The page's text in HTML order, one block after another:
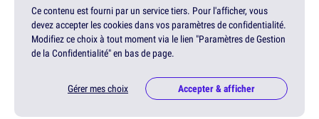
Ce contenu est fourni par un service tiers. Pour l'afficher, vous
devez accepter les cookies dans vos paramètres de confidentialité.
Modifiez ce choix à tout moment via le lien "Paramètres de Gestion
de la Confidentialité" en bas de page.
Gérer mes choix Accepter & afficher